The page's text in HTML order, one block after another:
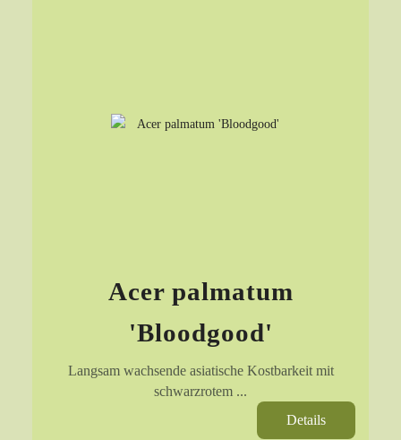
Acer palmatum
'Bloodgood'
Langsam wachsende asiatische Kostbarkeit mit
schwarzrotem ...
Details